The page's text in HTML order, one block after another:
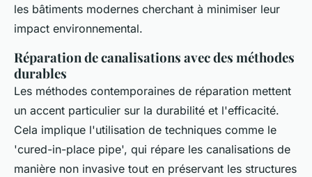
les bâtiments modernes cherchant à minimiser leur
impact environnemental.
Réparation de canalisations avec des méthodes
durables
Les méthodes contemporaines de réparation mettent
un accent particulier sur la durabilité et l'efficacité.
Cela implique l'utilisation de techniques comme le
'cured-in-place pipe', qui répare les canalisations de
manière non invasive tout en préservant les structures